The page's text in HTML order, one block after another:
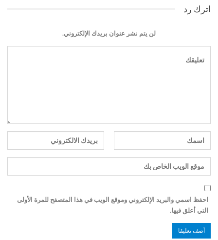
اترك رد
لن يتم نشر عنوان بريدك الإلكتروني.
احفظ اسمي والبريد الإلكتروني وموقع الويب في هذا المتصفح للمرة الأولى
التي أعلق فيها.